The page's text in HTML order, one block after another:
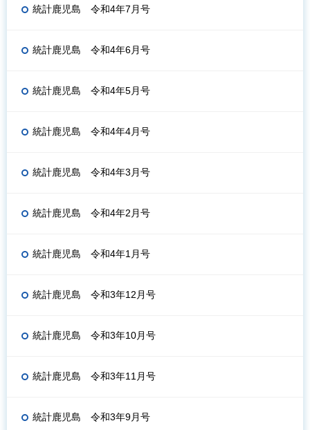
統計鹿児島 令和4年7月号
統計鹿児島 令和4年6月号
統計鹿児島 令和4年5月号
統計鹿児島 令和4年4月号
統計鹿児島 令和4年3月号
統計鹿児島 令和4年2月号
統計鹿児島 令和4年1月号
統計鹿児島 令和3年12月号
統計鹿児島 令和3年10月号
統計鹿児島 令和3年11月号
統計鹿児島 令和3年9月号